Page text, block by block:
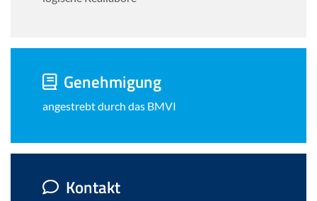
Ge­neh­mi­gung
an­ge­strebt durch das BMVI
Kon­takt